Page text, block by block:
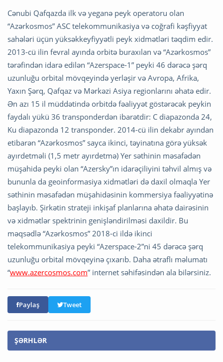
Cənubi Qafqazda ilk və yeganə peyk operatoru olan
“Azərkosmos” ASC telekommunikasiya və coğrafi kəşfiyyat
sahələri üçün yüksəkkeyfiyyətli peyk xidmətləri təqdim edir.
2013-cü ilin fevral ayında orbitə buraxılan və “Azərkosmos”
tərəfindən idarə edilən “Azerspace-1” peyki 46 dərəcə şərq
uzunluğu orbital mövqeyində yerləşir və Avropa, Afrika,
Yaxın Şərq, Qafqaz və Mərkəzi Asiya regionlarını əhatə edir.
Ən azı 15 il müddətində orbitdə fəaliyyət göstərəcək peykin
faydalı yükü 36 transponderdən ibarətdir: C diapazonda 24,
Ku diapazonda 12 transponder. 2014-cü ilin dekabr ayından
etibarən “Azərkosmos” sayca ikinci, təyinatına görə yüksək
ayırdetməli (1,5 metr ayırdetmə) Yer səthinin məsafədən
müşahidə peyki olan “Azersky”ın idarəçiliyini təhvil almış və
bununla da geoinformasiya xidmətləri də daxil olmaqla Yer
səthinin məsafədən müşahidəsinin kommersiya fəaliyyətinə
başlayıb. Şirkətin strateji inkişaf planlarına əhatə dairəsinin
və xidmətlər spektrinin genişləndirilməsi daxildir. Bu
məqsədlə “Azərkosmos” 2018-ci ildə ikinci
telekommunikasiya peyki “Azerspace-2”ni 45 dərəcə şərq
uzunluğu orbital mövqeyinə çıxarıb. Daha ətraflı məlumatı
“www.azercosmos.com” internet səhifəsindən ala bilərsiniz.
Paylaş Tweet
ŞƏRHLƏR